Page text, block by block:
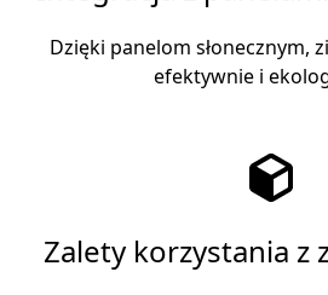
Dzięki panelom słonecznym,
efektywnie i
Zalety korzystania z